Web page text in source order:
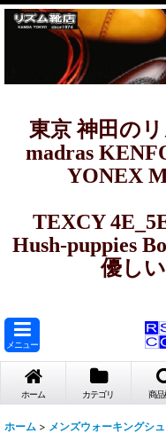
東京 神田の
madras
YONEX
TEXCY
Hush-puppies
優し
メニュー
ホーム カテゴリ 商品
ホーム > メンズウォーキングシ